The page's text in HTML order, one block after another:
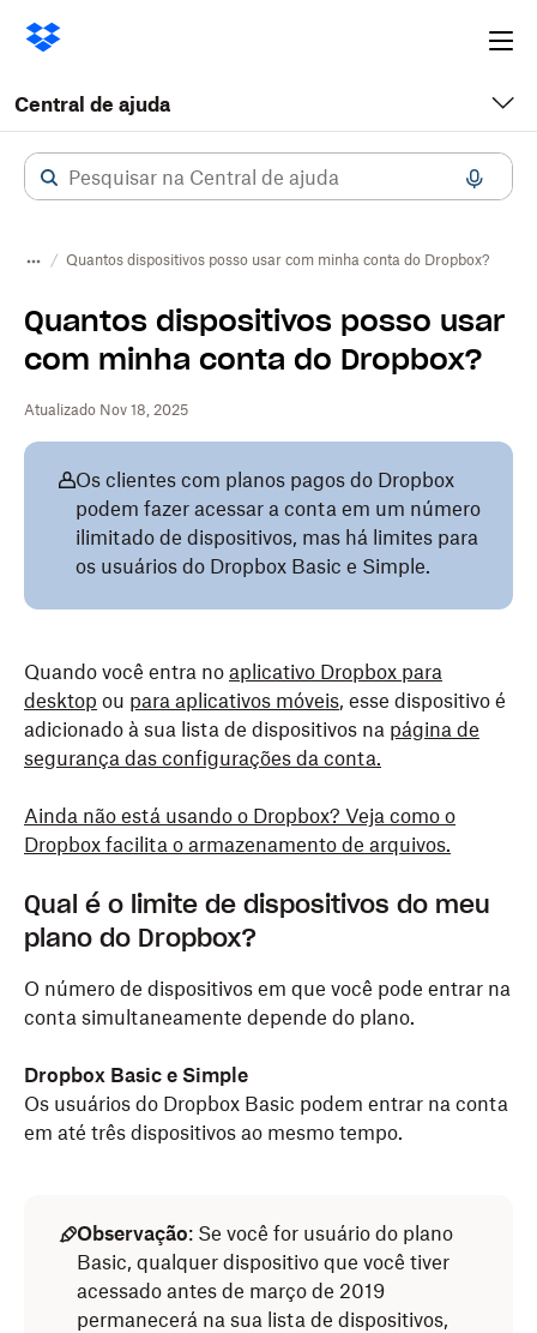
Central de ajuda
Quantos dispositivos posso usar com minha conta do Dropbox?
Quantos dispositivos posso usar
com minha conta do Dropbox?
Atualizado Nov 18, 2025
Os clientes com planos pagos do Dropbox
podem fazer acessar a conta em um número
ilimitado de dispositivos, mas há limites para
os usuários do Dropbox Basic e Simple.
Quando você entra no aplicativo Dropbox para
desktop ou para aplicativos móveis, esse dispositivo é
adicionado à sua lista de dispositivos na página de
segurança das configurações da conta.
Ainda não está usando o Dropbox? Veja como o
Dropbox facilita o armazenamento de arquivos.
Qual é o limite de dispositivos do meu
plano do Dropbox?
O número de dispositivos em que você pode entrar na
conta simultaneamente depende do plano.
Dropbox Basic e Simple
Os usuários do Dropbox Basic podem entrar na conta
em até três dispositivos ao mesmo tempo.
Observação: Se você for usuário do plano
Basic, qualquer dispositivo que você tiver
acessado antes de março de 2019
permanecerá na sua lista de dispositivos,